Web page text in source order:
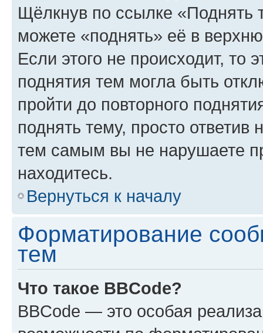
Щёлкнув по ссылке «Поднять
можете «поднять» её в
Если этого не происходит, то
поднятия тем могла быть
пройти до повторного
поднять тему, просто ответив
тем самым вы не нарушаете
находитесь.
Вернуться к началу
Форматирование
тем
Что такое BBCode?
BBCode — это особая